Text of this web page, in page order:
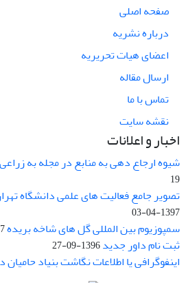
صفحه اصلی
درباره نشریه
اعضای هیات تحریریه
ارسال مقاله
تماس با ما
نقشه سایت
اخبار و اعلانات
شیوه ارجاع دهی به منابع در مجله به
19
تصویر جامع فعالیت های علمی دانشگاه
1397-04-03
سمپوزیوم بین المللی گل های شاخه بریده
ثبت نام داور جدید1396-09-27
اینفوگرافی یا اطلاعات نگاشت بنیاد